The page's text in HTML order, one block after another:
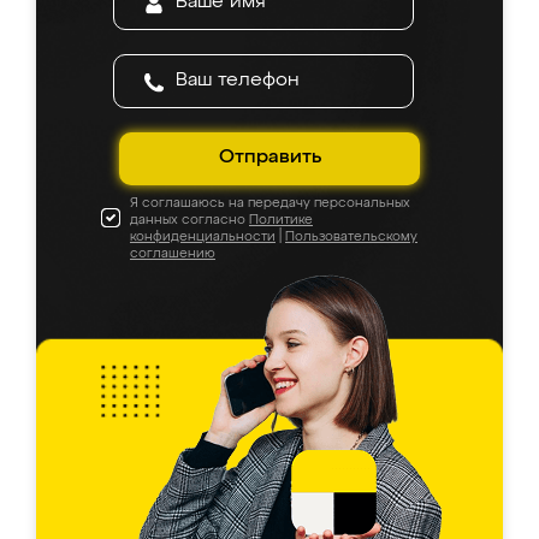
Отправить
Я соглашаюсь на передачу персональных
данных согласно Политике
конфиденциальности
Пользовательскому
соглашению